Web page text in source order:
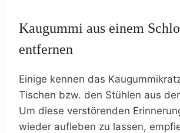
Kaugummi aus einem
entfernen
Einige kennen das
Tischen bzw. den Stühlen aus
Um diese verstörenden
wieder aufleben zu lassen,